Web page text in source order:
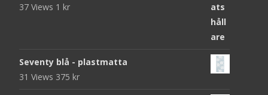
37 Views 1 kr
Seventy blå - plastmatta
31 Views 375 kr